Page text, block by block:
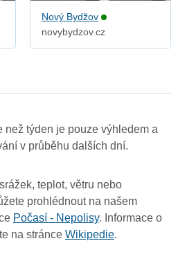
Nový Bydžov
novybydzov.cz
než týden je pouze výhledem a
v průběhu dalších dní.
teplot, větru nebo
prohlédnout na našem
Počasí - Nepolisy. Informace o
na stránce Wikipedie.